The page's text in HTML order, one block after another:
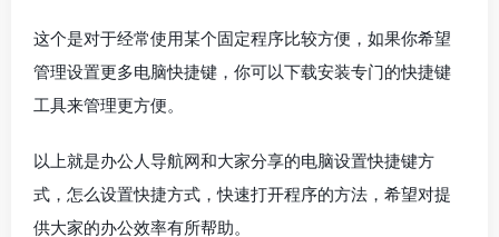
这个是对于经常使用某个固定程序比较方便，如果你希望
管理设置更多电脑快捷键，你可以下载安装专门的快捷键
工具来管理更方便。
以上就是办公人导航网和大家分享的电脑设置快捷键方
式，怎么设置快捷方式，快速打开程序的方法，希望对提
供大家的办公效率有所帮助。